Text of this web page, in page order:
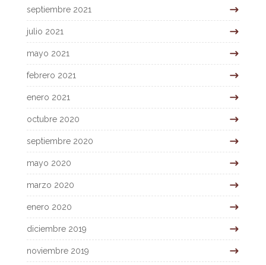
septiembre 2021
julio 2021
mayo 2021
febrero 2021
enero 2021
octubre 2020
septiembre 2020
mayo 2020
marzo 2020
enero 2020
diciembre 2019
noviembre 2019